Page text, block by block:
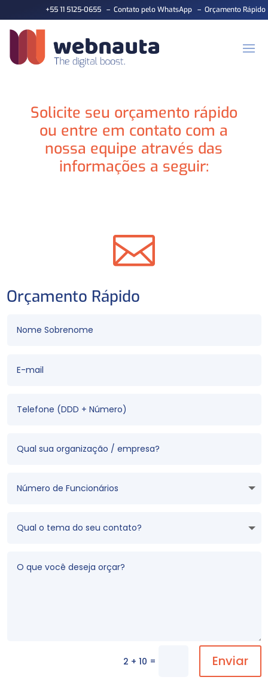
+55 11 5125-0655– Contato pelo WhatsApp– Orçamento Rápido
Solicite seu orçamento rápido
ou entre em contato com a
nossa equipe através das
informações a seguir:

Orçamento Rápido
2 + 10 = Enviar